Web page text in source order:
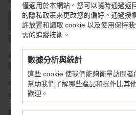
芯MT5602-U型走時誤差僅在5秒之
帝舵表原廠機芯MT5602-U型的另一
瑞士聯邦計量科學研究院（METAS
儲備，讓佩戴者「週末無憂」。換言
摘下腕錶，到週一早上只需戴上手腕
重新上鏈調校。把「工作時間」交給
還給自己。
僅適用於本網站。您可以隨時通過返
的隱私政策來更改您的偏好。通過授
許放置和讀取 cookie 以及使用保持
需的追蹤技術。
數據分析與統計
這些 cookie 使我們能夠衡量訪問者
幫助我們了解哪些產品和操作比其
歡迎。